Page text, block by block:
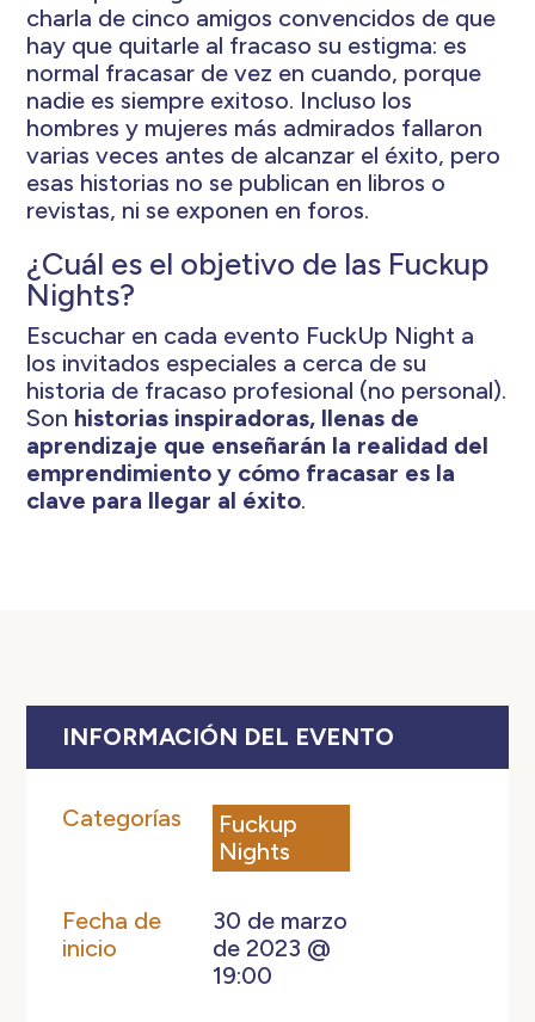
charla de cinco amigos convencidos de que
hay que quitarle al fracaso su estigma: es
normal fracasar de vez en cuando, porque
nadie es siempre exitoso. Incluso los
hombres y mujeres más admirados fallaron
varias veces antes de alcanzar el éxito, pero
esas historias no se publican en libros o
revistas, ni se exponen en foros.
¿Cuál es el objetivo de las Fuckup
Nights?
Escuchar en cada evento FuckUp Night a
los invitados especiales a cerca de su
historia de fracaso profesional (no personal).
Son historias inspiradoras, llenas de
aprendizaje que enseñarán la realidad del
emprendimiento y cómo fracasar es la
clave para llegar al éxito.
INFORMACIÓN DEL EVENTO
Categorías
Fuckup
Nights
Fecha de
inicio
30 de marzo
de 2023 @
19:00